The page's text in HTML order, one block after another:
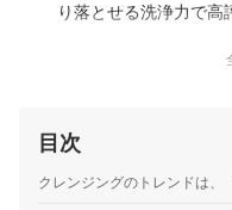
り落とせる洗浄力で高
着クレイと次に使う
ロゼット｜夢みる ク
ーが必要｜ロゼット
目次
クレンジングのトレンドは、